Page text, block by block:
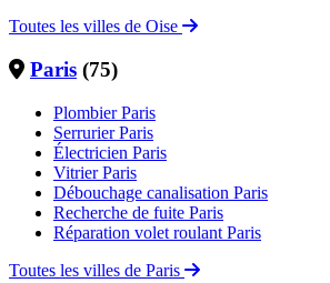
Toutes les villes de Oise
Paris (75)
Plombier Paris
Serrurier Paris
Électricien Paris
Vitrier Paris
Débouchage canalisation Paris
Recherche de fuite Paris
Réparation volet roulant Paris
Toutes les villes de Paris